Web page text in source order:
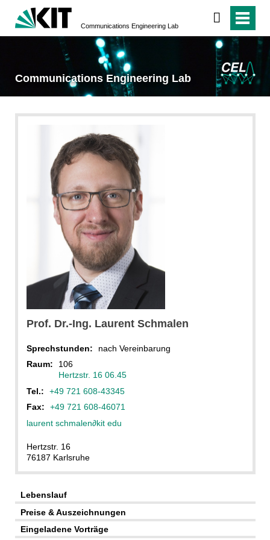
Communications Engineering Lab
Communications Engineering Lab
Prof. Dr.-Ing. Laurent Schmalen
Sprechstunden:
nach Vereinbarung
Raum:
106
Hertzstr. 16 06.45
Tel.:
+49 721 608-43345
Fax:
+49 721 608-46071
laurent schmalen∂kit edu
Hertzstr. 16
76187 Karlsruhe
Lebenslauf
Preise & Auszeichnungen
Eingeladene Vorträge